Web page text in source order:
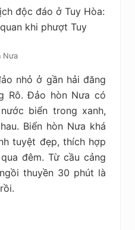
Nưa
nhỏ ở gần hải đăng
Rô. Đảo hòn Nưa có
biển trong xanh,
Biển hòn Nưa khá
tuyệt đẹp, thích hợp
đêm. Từ cầu cảng
thuyền 30 phút là